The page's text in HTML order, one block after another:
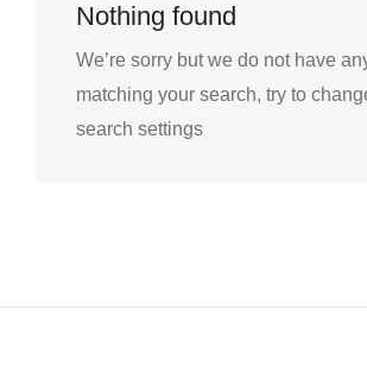
Nothing found
We’re sorry but we do not have
matching your search, try to
search settings